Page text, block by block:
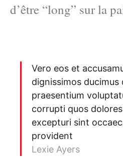
d’être “long” sur la
Vero eos et
dignissimos ducimus
praesentium
corrupti quos
excepturi sint
provident
Lexie Ayers